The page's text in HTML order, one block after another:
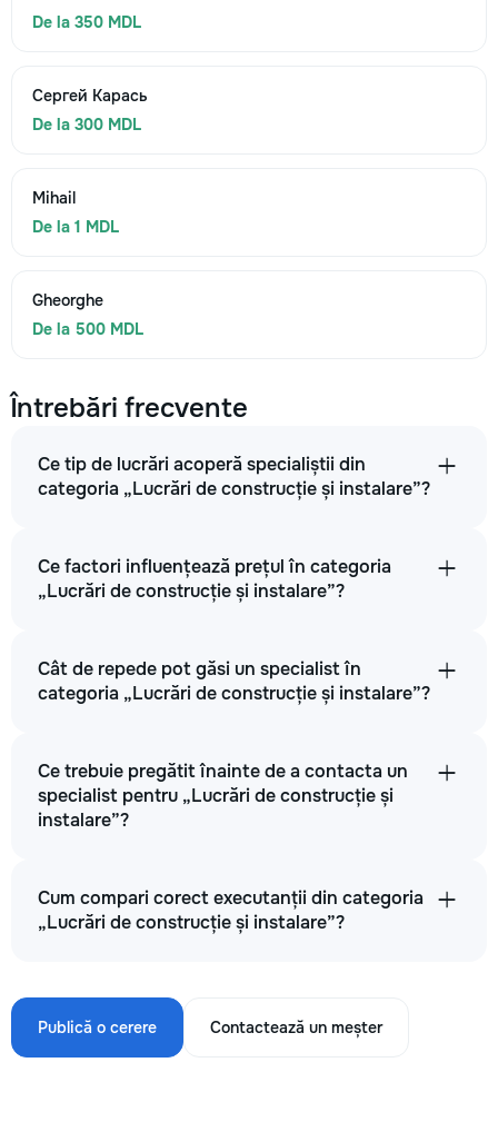
De la 350 MDL
Сергей Карась
De la 300 MDL
Mihail
De la 1 MDL
Gheorghe
De la 500 MDL
Întrebări frecvente
Ce tip de lucrări acoperă specialiștii din
categoria „Lucrări de construcție și instalare”?
Ce factori influențează prețul în categoria
„Lucrări de construcție și instalare”?
Cât de repede pot găsi un specialist în
categoria „Lucrări de construcție și instalare”?
Ce trebuie pregătit înainte de a contacta un
specialist pentru „Lucrări de construcție și
instalare”?
Cum compari corect executanții din categoria
„Lucrări de construcție și instalare”?
Publică o cerere Contactează un meșter